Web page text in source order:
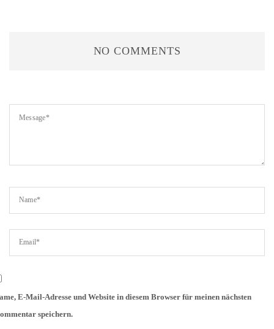
NO COMMENTS
E-Mail-Adresse und Website in diesem Browser für meinen nächsten
speichern.